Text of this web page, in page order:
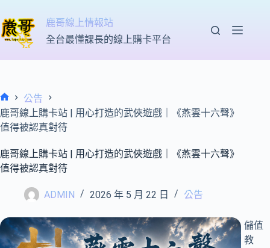
至
主
鹿哥線上情報站
全台最懂課長的線上購卡平台
首
頁
公告
鹿哥線上購卡站 | 用心打造的武俠遊戲｜《燕雲十六聲》
值得被認真對待
鹿哥線上購卡站 | 用心打造的武俠遊戲｜《燕雲十六聲》
值得被認真對待
ADMIN 2026 年 5 月 22 日 公告
儲值
教